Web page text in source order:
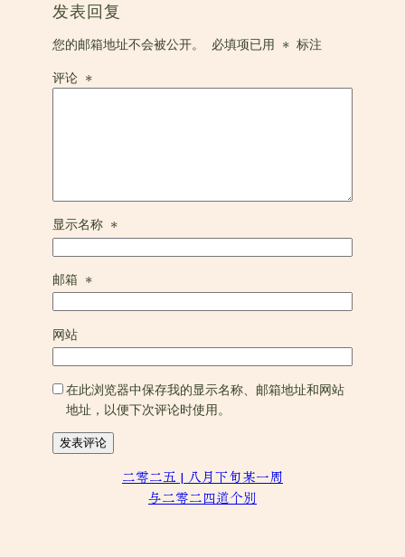
发表回复
您的邮箱地址不会被公开。 必填项已用 * 标注
评论 *
显示名称 *
邮箱 *
网站
在此浏览器中保存我的显示名称、邮箱地址和网站
地址，以便下次评论时使用。
二零二五 | 八月下旬某一周
与二零二四道个别